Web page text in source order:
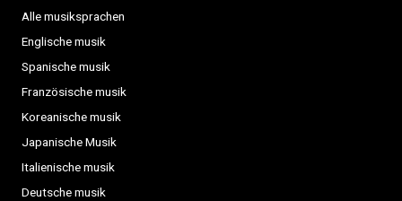
Alle musiksprachen
Englische musik
Spanische musik
Französische musik
Koreanische musik
Japanische Musik
Italienische musik
Deutsche musik